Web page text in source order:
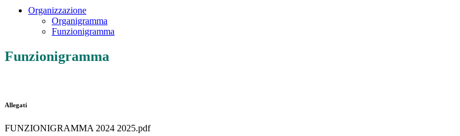
Organizzazione
Organigramma
Funzionigramma
Funzionigramma
Allegati
FUNZIONIGRAMMA 2024 2025.pdf